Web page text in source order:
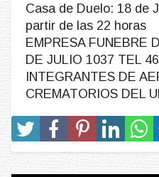
Casa de Duelo: 18 de
partir de las 22 horas
EMPRESA FUNEBRE
DE JULIO 1037 TEL
INTEGRANTES DE
CREMATORIOS DEL